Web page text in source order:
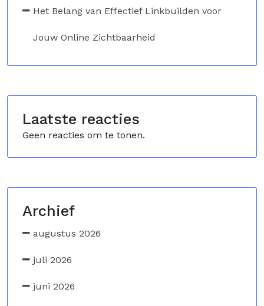
Het Belang van Effectief Linkbuilden voor
Jouw Online Zichtbaarheid
Laatste reacties
Geen reacties om te tonen.
Archief
augustus 2026
juli 2026
juni 2026